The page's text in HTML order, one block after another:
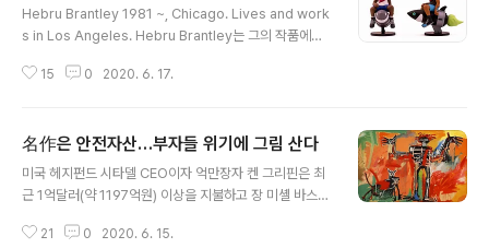
Hebru Brantley 1981 ~, Chicago. Lives and work
s in Los Angeles. Hebru Brantley는 그의 작품에서
는 FlYBOY와 LIL MAMA로, 백인위주의 기존 슈퍼히어
술가 집단인 크게 영감을 받는다. 브란틀리는 KAWS와 비
슷하게 페인팅, 스크린프린트, 피규어 등 다양한 작품을 다
룬다. 브랜틀리는 2019년 10월 시카고 필센 인근 지역에
시했다. 몰입도 높은 환경은 플라이보이와 릴마마의 상상
15 0 2020. 6. 17.
名作은 안전자산…부자들 위기에 그림 산다
미국 헤지펀드 시타델 CEO이자 억만장자 켄 그리핀은 최
근 1억달러(약 1197억원) 이상을 지불하고 장 미셸 바스키
그에 따르면 그리핀은 뉴욕 컬렉터 피터 브랜트에게서 작
21 0 2020. 6. 15.